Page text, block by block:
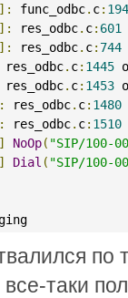
]: func_odbc. c: 194
]: res_odbc. c: 601
]: res_odbc. c: 744
res_odbc. c: 1445
res_odbc. c: 1453
res_odbc. c: 1480
res_odbc. c: 1510
] NoOp( "SIP/100-
] Dial ( "SIP/100-
по
таки